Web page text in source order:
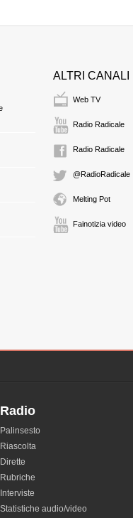
ALTRI CANALI
Web TV
Radio Radicale
Radio Radicale
@RadioRadicale
Melting Pot
Fainotizia video
Radio
Palinsesto
Riascolta
Dirette
Rubriche
Interviste
Statistiche audio/video